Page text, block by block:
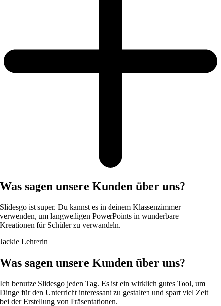
Was sagen unsere Kunden über uns?
Slidesgo ist super. Du kannst es in deinem Klassenzimmer
verwenden, um langweiligen PowerPoints in wunderbare
Kreationen für Schüler zu verwandeln.
Jackie Lehrerin
Was sagen unsere Kunden über uns?
Ich benutze Slidesgo jeden Tag. Es ist ein wirklich gutes Tool, um
Dinge für den Unterricht interessant zu gestalten und spart viel Zeit
bei der Erstellung von Präsentationen.